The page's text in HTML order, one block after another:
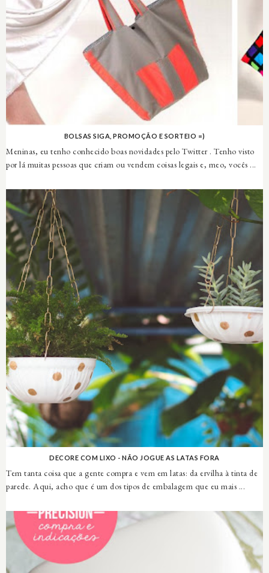
BOLSAS SIGA, PROMOÇÃO E SORTEIO =)
Meninas, eu tenho conhecido boas novidades pelo Twitter . Tenho visto
por lá muitas pessoas que criam ou vendem coisas legais e, meo, vocês ...
DECORE COM LIXO - NÃO JOGUE AS LATAS FORA
Tem tanta coisa que a gente compra e vem em latas: da ervilha à tinta de
parede. Aqui, acho que é um dos tipos de embalagem que eu mais ...